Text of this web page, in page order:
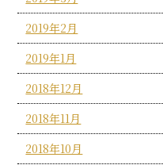
2019年2月
2019年1月
2018年12月
2018年11月
2018年10月